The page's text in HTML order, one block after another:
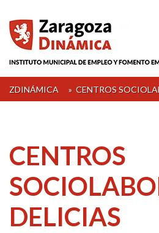
content
ZDINÁMICA » CENTROS
CENTROS
DELICIAS